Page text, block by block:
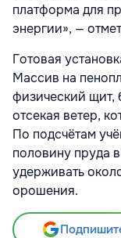
платформа для
энергии», —
Готовая
Массив на
физический щит,
отсекая ветер,
По подсчётам
половину пруда
удерживать
орошения.